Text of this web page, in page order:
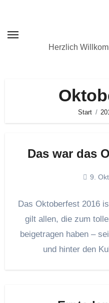
springen
Herzlich
Start
Das war das
9.
Das Oktoberfest 2016
gilt allen, die zum
beigetragen haben –
und hinter den